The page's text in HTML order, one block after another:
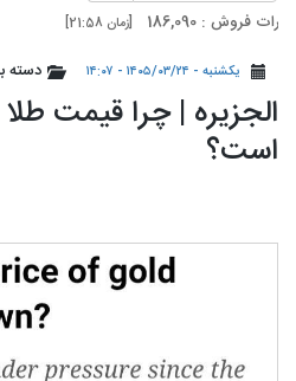
: 186,090 [زمان 21:58]
: 187,500 [زمان 20:59] دلار یکشنبه - ۱۴۰۵/۰۳/۲۴ - ۱۴:۰۷ دسته
الجزیره | چرا قیمت طلا
است؟